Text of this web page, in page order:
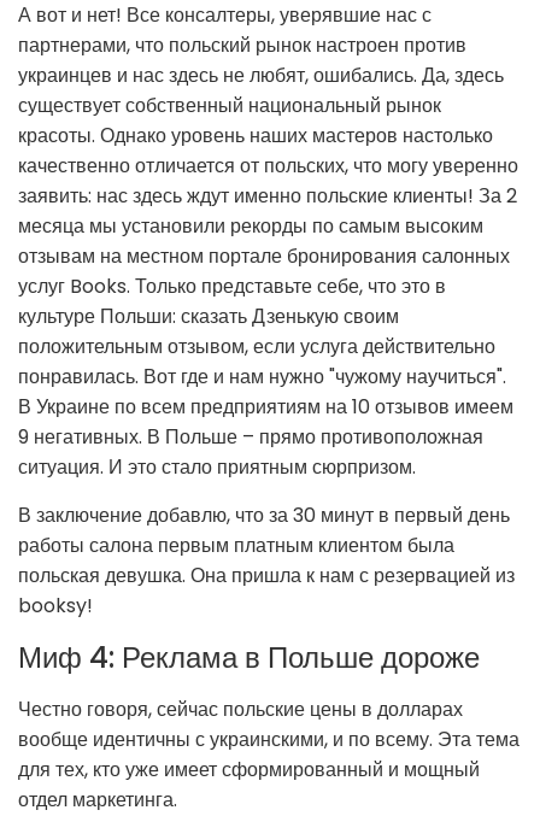
А вот и нет! Все консалтеры, уверявшие нас с
партнерами, что польский рынок настроен против
украинцев и нас здесь не любят, ошибались. Да, здесь
существует собственный национальный рынок
красоты. Однако уровень наших мастеров настолько
качественно отличается от польских, что могу уверенно
заявить: нас здесь ждут именно польские клиенты! За 2
месяца мы установили рекорды по самым высоким
отзывам на местном портале бронирования салонных
услуг Books. Только представьте себе, что это в
культуре Польши: сказать Дзенькую своим
положительным отзывом, если услуга действительно
понравилась. Вот где и нам нужно "чужому научиться".
В Украине по всем предприятиям на 10 отзывов имеем
9 негативных. В Польше – прямо противоположная
ситуация. И это стало приятным сюрпризом.
В заключение добавлю, что за 30 минут в первый день
работы салона первым платным клиентом была
польская девушка. Она пришла к нам с резервацией из
booksy!
Миф 4: Реклама в Польше дороже
Честно говоря, сейчас польские цены в долларах
вообще идентичны с украинскими, и по всему. Эта тема
для тех, кто уже имеет сформированный и мощный
отдел маркетинга.